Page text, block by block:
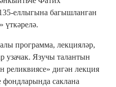
еллыгына багышланган
программа, лекцияләр,
узачак. Язучы талантын
дигән лекция
саклана